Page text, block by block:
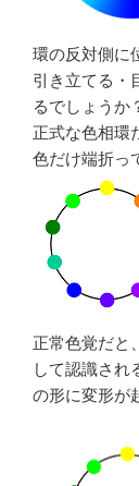
環の反対側に
引き立てる・
るでしょうか
正式な色相環
色だけ端折っ
正常色覚だと
して認識され
の形に変形が